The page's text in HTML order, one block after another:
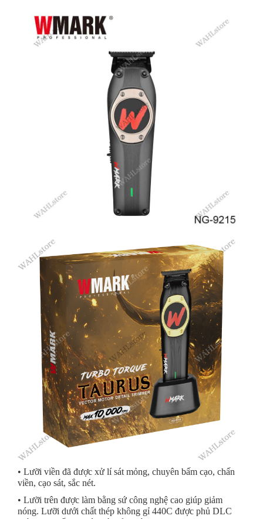
• Lưỡi viền đã được xử lí sát mỏng, chuyên bấm cạo, chấn
viền, cạo sát, sắc nét.
• Lưỡi trên được làm bằng sứ công nghệ cao giúp giảm
nóng. Lưỡi dưới chất thép không gỉ 440C được phủ DLC